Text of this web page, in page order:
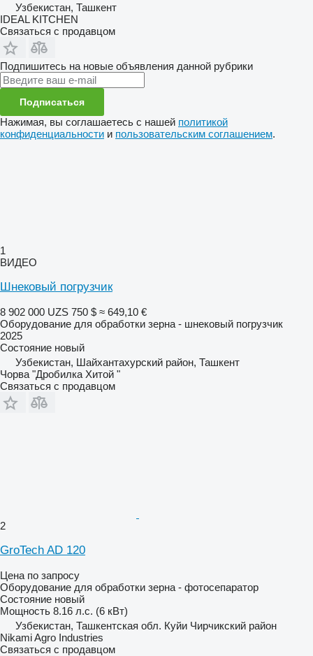
Узбекистан, Ташкент
IDEAL KITCHEN
Связаться с продавцом
Подпишитесь на новые объявления данной рубрики
Подписаться
Нажимая, вы соглашаетесь с нашей политикой
конфиденциальности и пользовательским соглашением.
1
ВИДЕО
Шнековый погрузчик
8 902 000 UZS 750 $ ≈ 649,10 €
Оборудование для обработки зерна - шнековый погрузчик
2025
Состояние новый
Узбекистан, Шайхантахурский район, Ташкент
Чорва "Дробилка Хитой "
Связаться с продавцом
2
GroTech AD 120
Цена по запросу
Оборудование для обработки зерна - фотосепаратор
Состояние новый
Мощность 8.16 л.с. (6 кВт)
Узбекистан, Ташкентская обл. Куйи Чирчикский район
Nikami Agro Industries
Связаться с продавцом